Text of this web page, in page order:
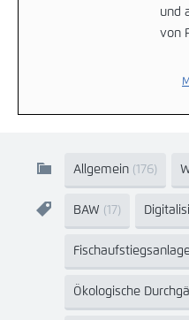
und
von
Allgemein (176)
BAW (17)
Ökologische